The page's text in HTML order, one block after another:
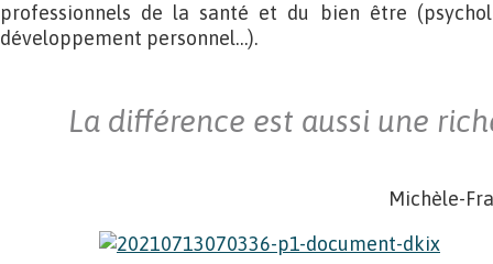
professionnels de la santé et du bien être
développement personnel…).
La différence est aussi une
Michèle-